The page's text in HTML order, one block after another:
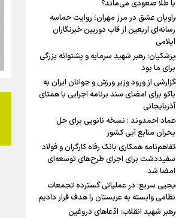
یا طلا صعودی می‌ماند؟
راویان عشق در مرز مهران؛ روایت حماسه‌
رسانه‌ای اربعین از قاب دوربین خبرنگاران
ایلامی
پزشکیان: رهبر شهید سرمایه و پشتوانه بزرگی
برای ما بود
گزارشی از ورود وزیر ورزش و جوانان ایران به
باکو برای امضای سند برنامه اجرایی با همتای
آذربایجانی
عماد احمدوند : نسخه نانویی برای حل
بحران منابع آبی کشور
تفاهم‌نامه همکاری بانک رفاه کارگران و فولاد
سفیددشت برای اجرای طرح‌های توسعه‌ای
امضا شد
یحیی سریع: در عملیاتی گسترده تجمعات
نظامی وابسته به عربستان را هدف قرار دادیم
رهبر شهید انقلاب: ادّعاهای دروغین